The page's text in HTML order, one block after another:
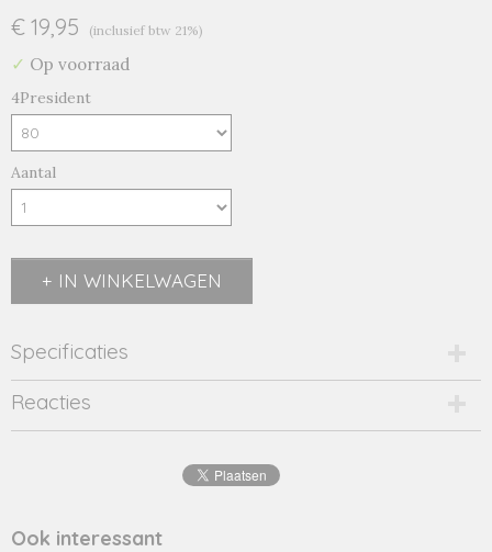
€ 19,95 (inclusief btw 21%)
✓ Op voorraad
4President
Aantal
IN WINKELWAGEN
Specificaties
Productcode
pelle bleach-16116
Productcode leverancier
Reacties
Ook interessant